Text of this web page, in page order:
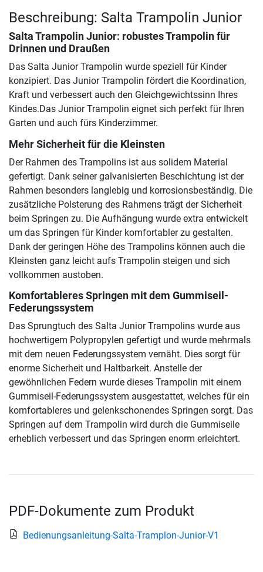
Beschreibung: Salta Trampolin Junior
Salta Trampolin Junior: robustes Trampolin für
Drinnen und Draußen
Das Salta Junior Trampolin wurde speziell für Kinder
konzipiert. Das Junior Trampolin fördert die Koordination,
Kraft und verbessert auch den Gleichgewichtssinn Ihres
Kindes.Das Junior Trampolin eignet sich perfekt für Ihren
Garten und auch fürs Kinderzimmer.
Mehr Sicherheit für die Kleinsten
Der Rahmen des Trampolins ist aus solidem Material
gefertigt. Dank seiner galvanisierten Beschichtung ist der
Rahmen besonders langlebig und korrosionsbeständig. Die
zusätzliche Polsterung des Rahmens trägt der Sicherheit
beim Springen zu. Die Aufhängung wurde extra entwickelt
um das Springen für Kinder komfortabler zu gestalten.
Dank der geringen Höhe des Trampolins können auch die
Kleinsten ganz leicht aufs Trampolin steigen und sich
vollkommen austoben.
Komfortableres Springen mit dem Gummiseil-
Federungssystem
Das Sprungtuch des Salta Junior Trampolins wurde aus
hochwertigem Polypropylen gefertigt und wurde mehrmals
mit dem neuen Federungssystem vernäht. Dies sorgt für
enorme Sicherheit und Haltbarkeit. Anstelle der
gewöhnlichen Federn wurde dieses Trampolin mit einem
Gummiseil-Federungssystem ausgestattet, welches für ein
komfortableres und gelenkschonendes Springen sorgt. Das
Springen auf dem Trampolin wird durch die Gummiseile
erheblich verbessert und das Springen enorm erleichtert.
PDF-Dokumente zum Produkt
Bedienungsanleitung-Salta-Tramplon-Junior-V1